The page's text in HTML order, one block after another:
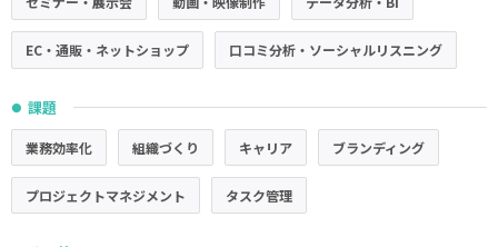
EC・通販・ネットショップ 口コミ分析・ソーシャルリスニング
● 課題
業務効率化 組織づくり キャリア ブランディング
プロジェクトマネジメント タスク管理